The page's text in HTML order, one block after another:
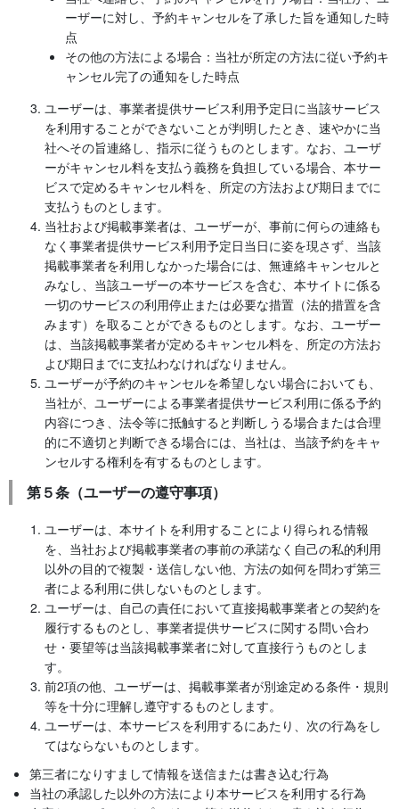
ーザーに対し、予約キャンセルを了承した旨を通知した時
点
その他の方法による場合：当社が所定の方法に従い予約キ
ャンセル完了の通知をした時点
ユーザーは、事業者提供サービス利用予定日に当該サービス
を利用することができないことが判明したとき、速やかに当
社へその旨連絡し、指示に従うものとします。なお、ユーザ
ーがキャンセル料を支払う義務を負担している場合、本サー
ビスで定めるキャンセル料を、所定の方法および期日までに
支払うものとします。
当社および掲載事業者は、ユーザーが、事前に何らの連絡も
なく事業者提供サービス利用予定日当日に姿を現さず、当該
掲載事業者を利用しなかった場合には、無連絡キャンセルと
みなし、当該ユーザーの本サービスを含む、本サイトに係る
一切のサービスの利用停止または必要な措置（法的措置を含
みます）を取ることができるものとします。なお、ユーザー
は、当該掲載事業者が定めるキャンセル料を、所定の方法お
よび期日までに支払わなければなりません。
ユーザーが予約のキャンセルを希望しない場合においても、
当社が、ユーザーによる事業者提供サービス利用に係る予約
内容につき、法令等に抵触すると判断しうる場合または合理
的に不適切と判断できる場合には、当社は、当該予約をキャ
ンセルする権利を有するものとします。
第５条（ユーザーの遵守事項）
ユーザーは、本サイトを利用することにより得られる情報
を、当社および掲載事業者の事前の承諾なく自己の私的利用
以外の目的で複製・送信しない他、方法の如何を問わず第三
者による利用に供しないものとします。
ユーザーは、自己の責任において直接掲載事業者との契約を
履行するものとし、事業者提供サービスに関する問い合わ
せ・要望等は当該掲載事業者に対して直接行うものとしま
す。
前2項の他、ユーザーは、掲載事業者が別途定める条件・規則
等を十分に理解し遵守するものとします。
ユーザーは、本サービスを利用するにあたり、次の行為をし
てはならないものとします。
第三者になりすまして情報を送信または書き込む行為
当社の承認した以外の方法により本サービスを利用する行為